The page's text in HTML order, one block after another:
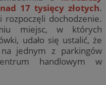
17 tysięcy złotych.
rozpoczęli dochodzenie.
miejsc, w których
udało się ustalić, że
na jednym z parkingów
handlowym w